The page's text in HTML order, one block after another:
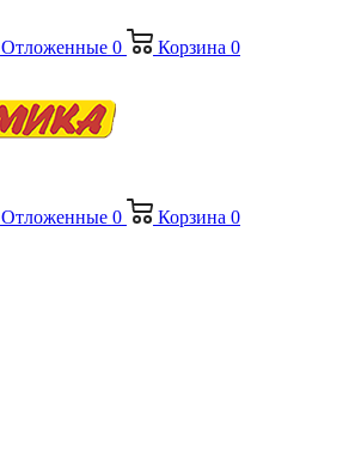
Отложенные 0 Корзина 0
Отложенные 0 Корзина 0